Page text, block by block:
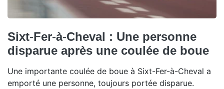
Sixt-Fer-à-Cheval : Une personne
disparue après une coulée de boue
Une importante coulée de boue à Sixt-Fer-à-Cheval a
emporté une personne, toujours portée disparue.